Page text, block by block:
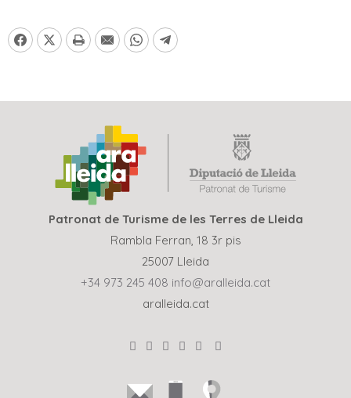
Patronat de Turisme de les Terres de Lleida
Rambla Ferran, 18 3r pis
25007 Lleida
+34 973 245 408 info@aralleida.cat
aralleida.cat